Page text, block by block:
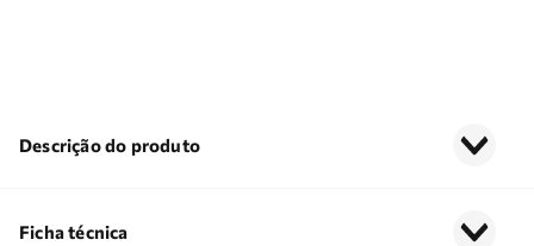
Descrição do produto
Ficha técnica